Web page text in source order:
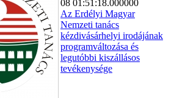
08 01:51:18.000000
Az Erdélyi Magyar
Nemzeti tanács
kézdivásárhelyi irodájának
programváltozása és
legutóbbi kiszállásos
tevékenysége